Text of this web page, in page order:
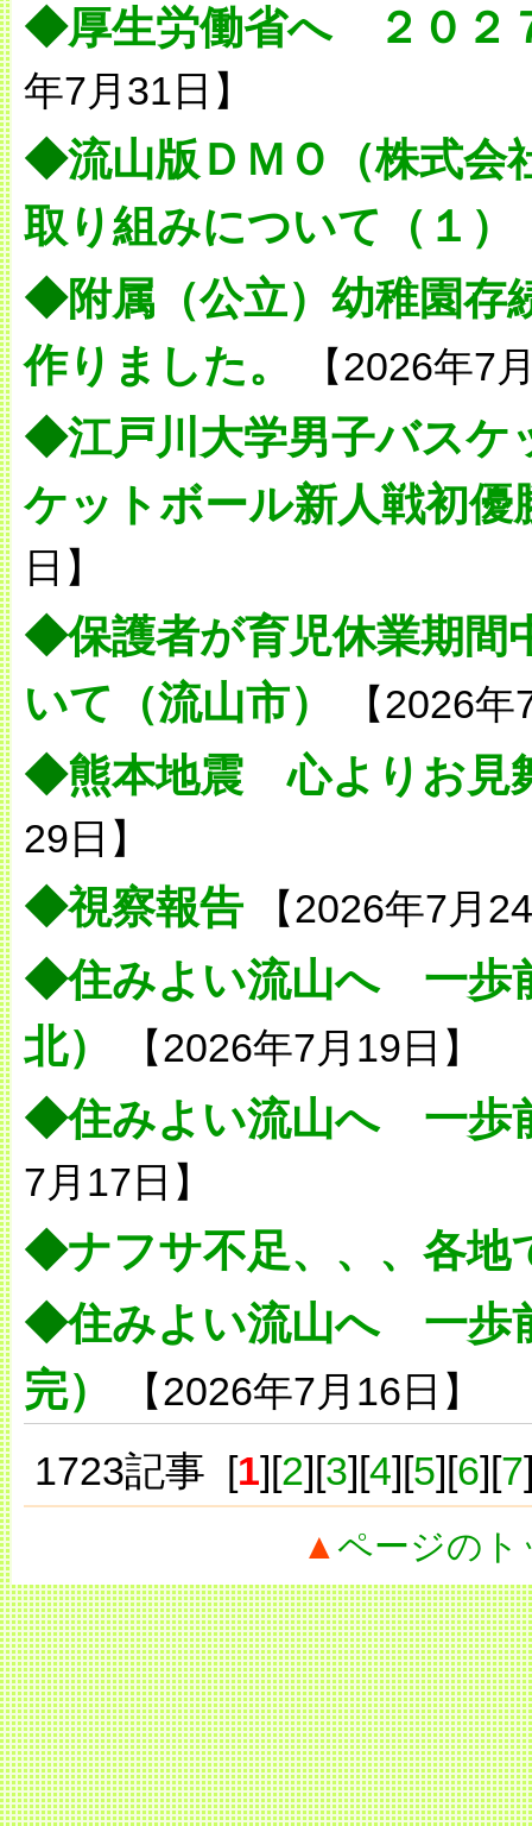
◆厚生労働省へ ２０２
年7月31日】
◆流山版ＤＭＯ（株式会
取り組みについて（１）
◆附属（公立）幼稚園存
作りました。
【2026年7
◆江戸川大学男子バスケ
ケットボール新人戦初優
日】
◆保護者が育児休業期間
いて（流山市）
【2026
◆熊本地震 心よりお見
29日】
◆視察報告 【2026年7月
◆住みよい流山へ 一歩
北）
【2026年7月19日】
◆住みよい流山へ 一歩
7月17日】
◆ナフサ不足、、、各地
◆住みよい流山へ 一歩
完）
【2026年7月16日】
1723記事 [1][2][3][4][5][6][7
▲ ページの